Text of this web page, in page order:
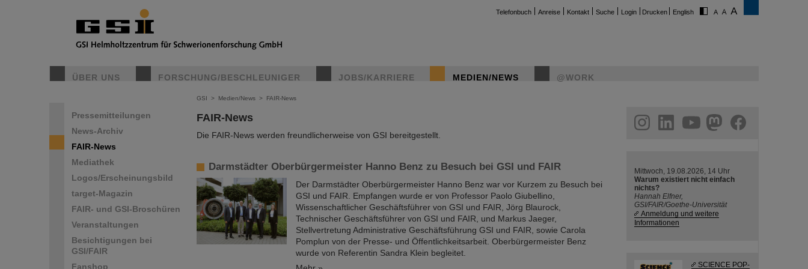
Telefonbuch Anreise Kontakt Suche Login Drucken English
ÜBER UNS FORSCHUNG/BESCHLEUNIGER JOBS/KARRIERE MEDIEN/NEWS @WORK
Pressemitteilungen
News-Archiv
FAIR-News
Mediathek
Logos/Erscheinungsbild
target-Magazin
FAIR- und GSI-Broschüren
Veranstaltungen
Besichtigungen bei
GSI/FAIR
Fanshop
GSI > Medien/News > FAIR-News
FAIR-News
Die FAIR-News werden freundlicherweise von GSI bereitgestellt.
Darmstädter Oberbürgermeister Hanno Benz zu Besuch bei GSI und FAIR
Der Darmstädter Oberbürgermeister Hanno Benz war vor Kurzem zu Besuch bei
GSI und FAIR. Empfangen wurde er von Professor Paolo Giubellino,
Wissenschaftlicher Geschäftsführer von GSI und FAIR, Jörg Blaurock,
Technischer Geschäftsführer von GSI und FAIR, und Markus Jaeger,
Stellvertretung Administrative Geschäftsführung GSI und FAIR, sowie Carola
Pomplun von der Presse- und Öffentlichkeitsarbeit. Oberbürgermeister Benz
wurde von Referentin Sandra Klein begleitet.
helmholtz.social
facebook
Mittwoch, 19.08.2026, 14 Uhr
Warum existiert nicht einfach
nichts?
Hannah Elfner,
GSI/FAIR/Goethe-Universität
Anmeldung und weitere
Informationen
SCIENCE POP-